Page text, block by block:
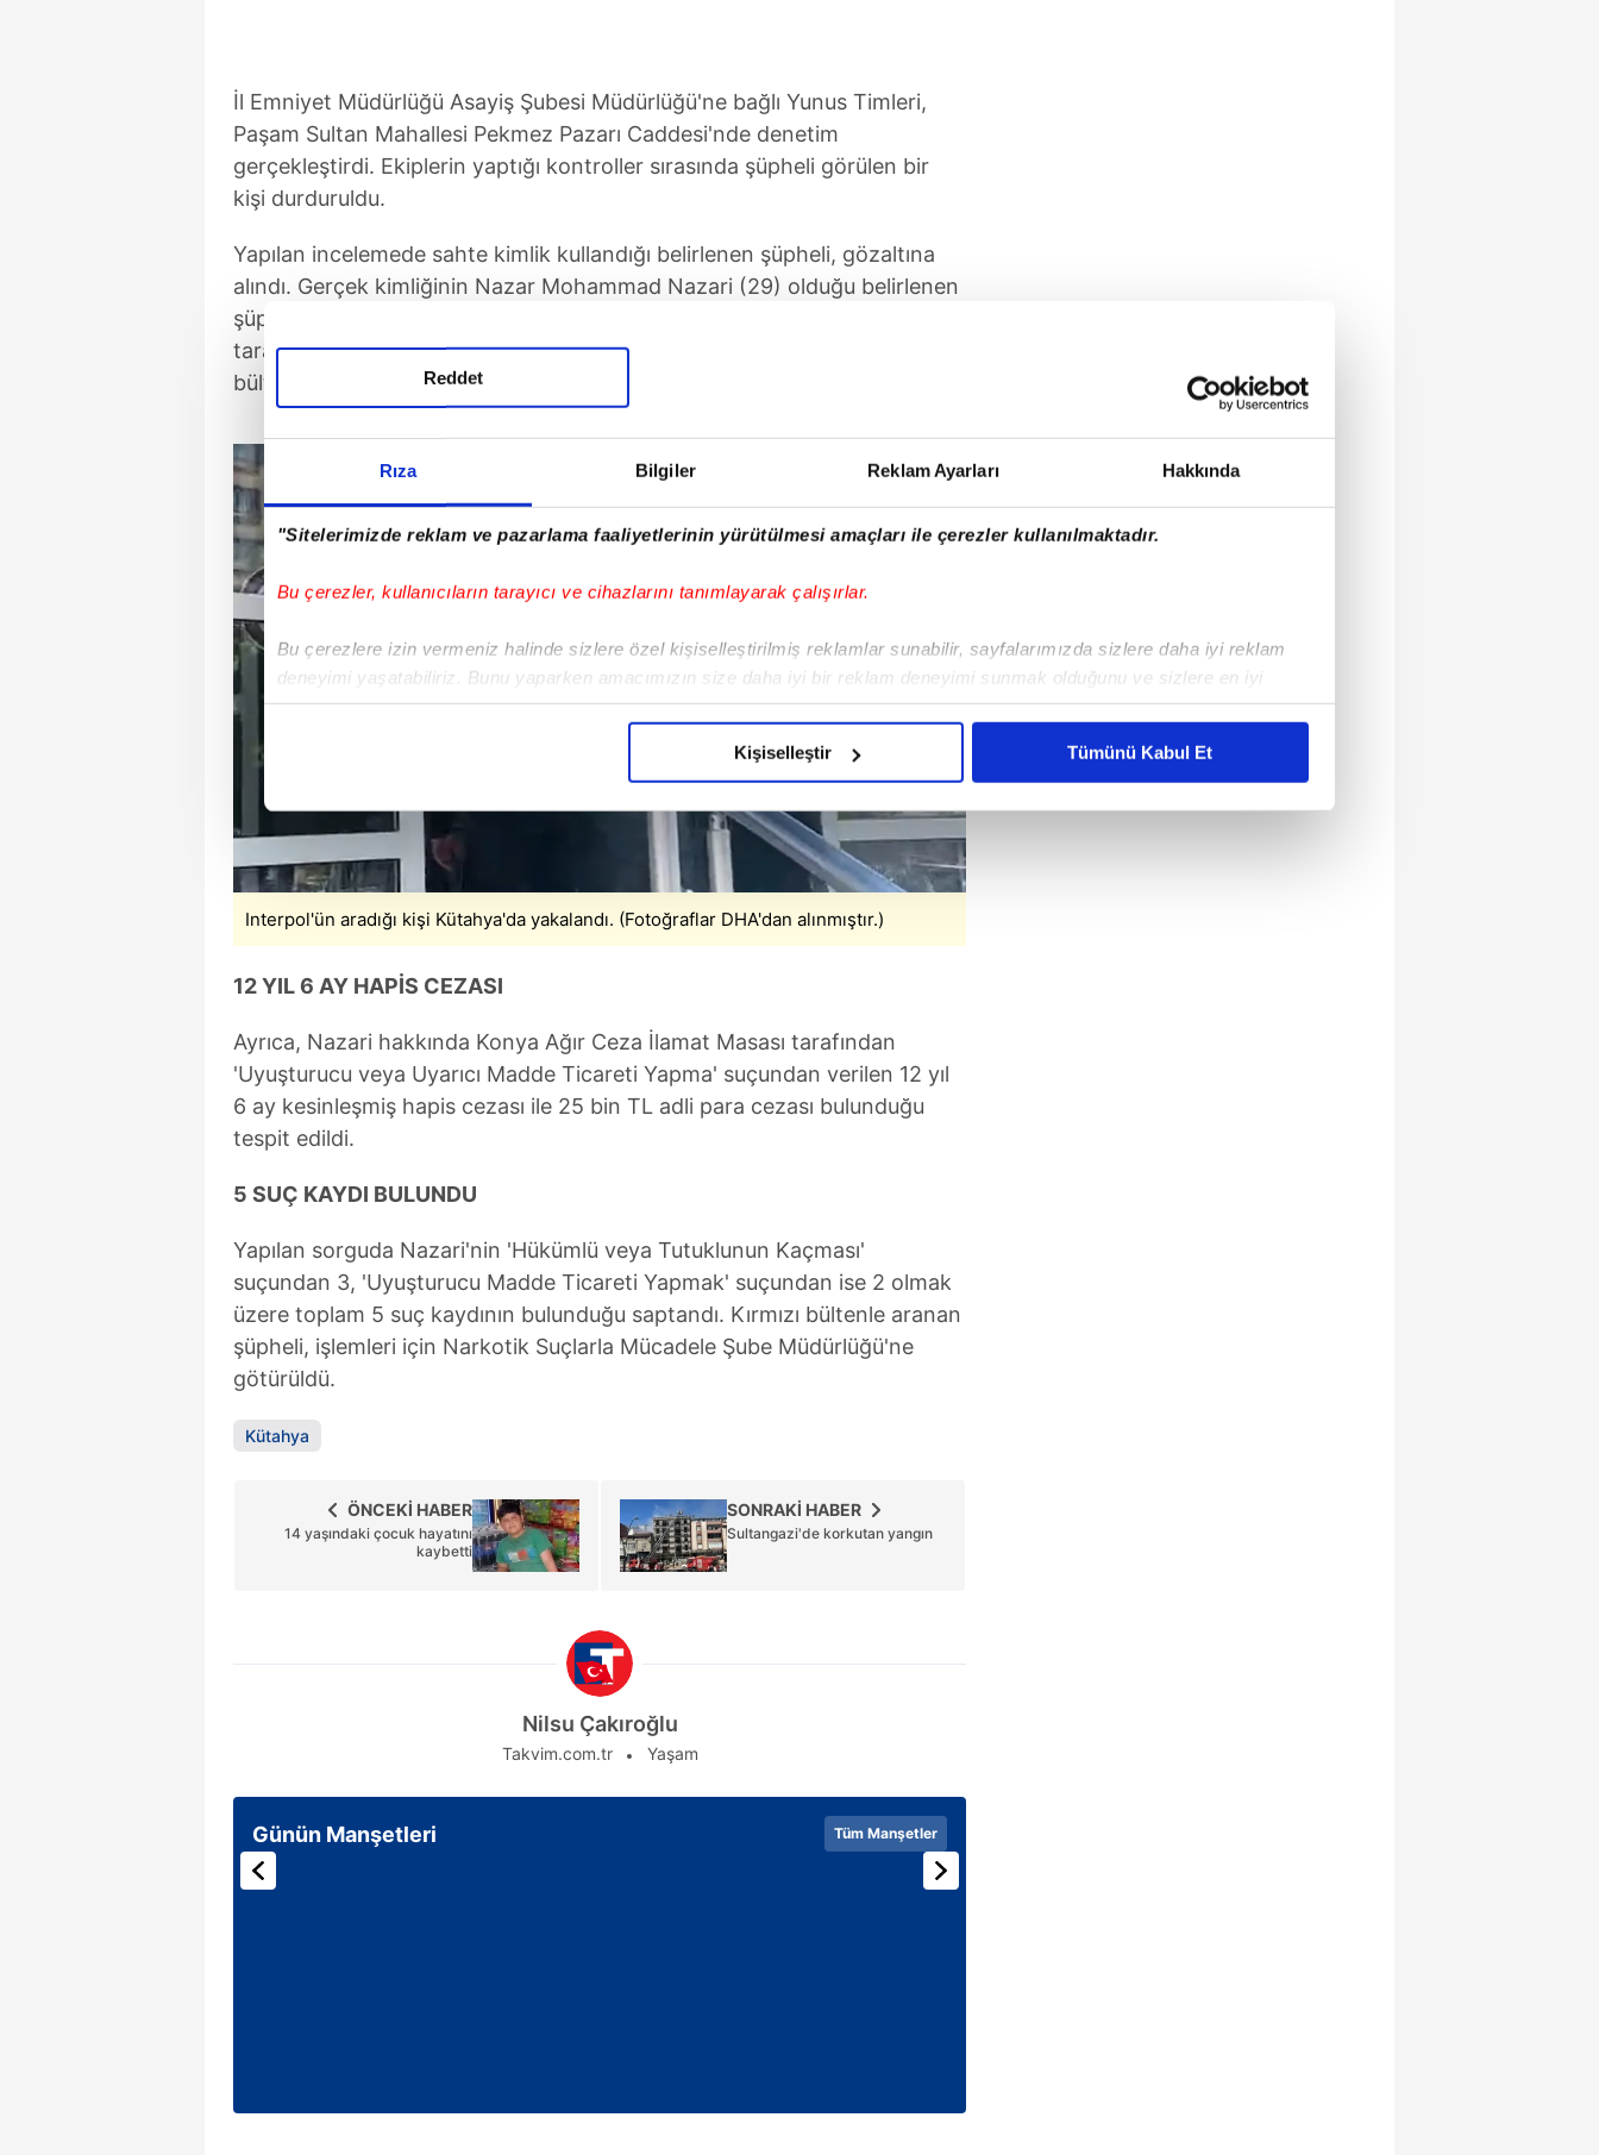
Rıza Bilgiler Reklam Ayarları Hakkında
"Sitelerimizde reklam ve pazarlama faaliyetlerinin yürütülmesi amaçları ile çerezler kullanılmaktadır.
Bu çerezler, kullanıcıların tarayıcı ve cihazlarını tanımlayarak çalışırlar.
Bu çerezlere izin vermeniz halinde sizlere özel kişiselleştirilmiş reklamlar sunabilir, sayfalarımızda sizlere daha iyi reklam
deneyimi yaşatabiliriz. Bunu yaparken amacımızın size daha iyi bir reklam deneyimi sunmak olduğunu ve sizlere en iyi
içerikleri sunabilmek adına elimizden gelen çabayı gösterdiğimizi ve bu noktada, reklamların maliyetlerimizi karşılamak
Sizlere daha iyi bir hizmet sunabilmek için İnternet Sitemizde kendimize ve üçüncü kişilere ait çerezler kullanılmaktadır. Bu
çerezler vasıtasıyla çeşitli kişisel verileriniz işlenmekte olup gerekli olan çerezler bilgi toplumu hizmetlerinin sunulması
reklam/pazarlama faaliyetlerinin yapılması, amaçlarıyla sınırlı olarak açık rızanız dahilinde kullanılacaktır.
Çerezlere ilişkin tercihlerinizi aşağıda yer alan panel vasıtasıyla belirleyebilirsiniz. Çerezlere ilişkin detaylı bilgi için Ayarlar
6698 sayılı Kişisel Verilerin Korunması Kanunu uyarınca hazırlanmış Aydınlatma Metnimizi okumak ve sitemizde ilgili
mevzuata uygun olarak kullanılan çerezlerle ilgili bilgi almak için lütfentıklayınız
Reddet
Kişiselleştir Tümünü Kabul Et
İl Emniyet Müdürlüğü Asayiş Şubesi Müdürlüğü'ne bağlı Yunus Timleri,
Paşam Sultan Mahallesi Pekmez Pazarı Caddesi'nde denetim
gerçekleştirdi. Ekiplerin yaptığı kontroller sırasında şüpheli görülen bir
kişi durduruldu.
Yapılan incelemede sahte kimlik kullandığı belirlenen şüpheli, gözaltına
alındı. Gerçek kimliğinin Nazar Mohammad Nazari (29) olduğu belirlenen
şüpheliyle ilgili araştırma yapan polis ekipleri, Interpol Europol Başkanlığı
tarafından 23 Kasım 2023 tarihinden bu yana dünya genelinde kırmızı
bültenle arandığını belirledi.
Interpol'ün aradığı kişi Kütahya'da yakalandı. (Fotoğraflar DHA'dan alınmıştır.)
12 YIL 6 AY HAPİS CEZASI
Ayrıca, Nazari hakkında Konya Ağır Ceza İlamat Masası tarafından
'Uyuşturucu veya Uyarıcı Madde Ticareti Yapma' suçundan verilen 12 yıl
6 ay kesinleşmiş hapis cezası ile 25 bin TL adli para cezası bulunduğu
tespit edildi.
5 SUÇ KAYDI BULUNDU
Yapılan sorguda Nazari'nin 'Hükümlü veya Tutuklunun Kaçması'
suçundan 3, 'Uyuşturucu Madde Ticareti Yapmak' suçundan ise 2 olmak
üzere toplam 5 suç kaydının bulunduğu saptandı. Kırmızı bültenle aranan
şüpheli, işlemleri için Narkotik Suçlarla Mücadele Şube Müdürlüğü'ne
götürüldü.
Kütahya
SONRAKİ HABER
Sultangazi'de korkutan yangın
ÖNCEKİ HABER
14 yaşındaki çocuk hayatını
kaybetti
Nilsu Çakıroğlu
Takvim.com.tr Yaşam
Günün Manşetleri Tüm Manşetler